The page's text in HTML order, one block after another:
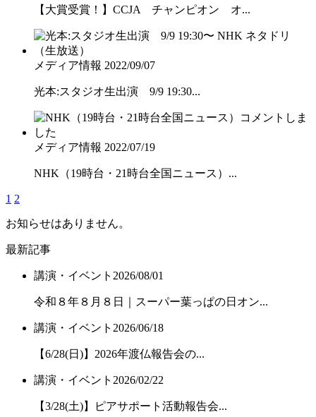
【大賞受賞！】CCJA チャンピオン オ...
メディア情報 2022/09/07
光本:スタジオ生出演 9/9 19:30...
メディア情報 2022/07/19
NHK（19時台・21時台全国ニュース）...
1 2
お知らせはありません。
最新記事
講演・イベント 2026/08/01
令和８年８月８日｜スーパー葉っぱの日オン...
講演・イベント 2026/06/18
【6/28(日)】2026年渡仏報告会の...
講演・イベント 2026/02/22
【3/28(土)】ピアサポート活動報告会...